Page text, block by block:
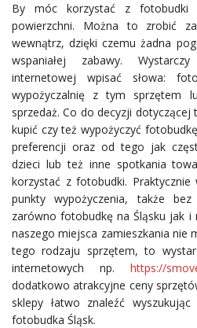
By móc korzystać z fotobudki
powierzchni. Można to zrobić
wewnątrz, dzięki czemu żadna
wspaniałej zabawy.
internetowej wpisać słowa:
wypożyczalnię z tym sprzętem
sprzedaż. Co do decyzji dotyczącej
kupić czy też wypożyczyć
preferencji oraz od tego jak
dzieci lub też inne spotkania
korzystać z fotobudki. Praktycznie
punkty wypożyczenia, także
zarówno fotobudkę na Śląsku jak i
naszego miejsca zamieszkania nie
tego rodzaju sprzętem, to
internetowych np. https://
dodatkowo atrakcyjne ceny
sklepy łatwo znaleźć
fotobudka Śląsk.